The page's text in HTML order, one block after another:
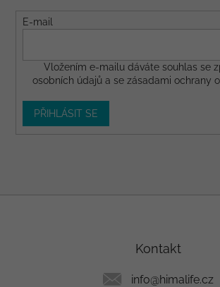
E-mail
Vložením e-mailu dáváte souhlas se
osobních údajů a se zásadami ochrany
PŘIHLÁSIT SE
Kontakt
info@himalife.cz